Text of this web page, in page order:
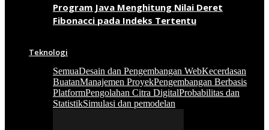
Program Java Menghitung Nilai Deret
Fibonacci pada Indeks Tertentu
Teknologi
SemuaDesain dan Pengembangan WebKecerdasan
BuatanManajemen ProyekPengembangan Berbasis
PlatformPengolahan Citra DigitalProbabilitas dan
StatistikSimulasi dan pemodelan